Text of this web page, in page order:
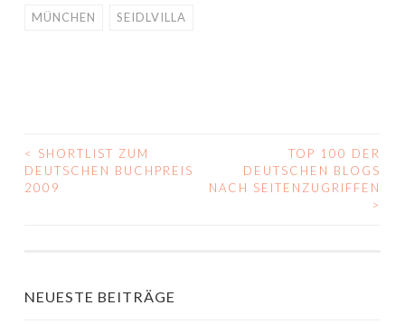
MÜNCHEN
SEIDLVILLA
BEITRAGS-
NAVIGATION
<
SHORTLIST ZUM
DEUTSCHEN BUCHPREIS
2009
TOP 100 DER
DEUTSCHEN BLOGS
NACH SEITENZUGRIFFEN
>
NEUESTE BEITRÄGE